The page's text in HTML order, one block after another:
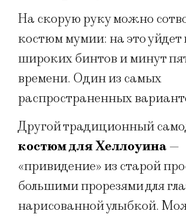
На скорую руку можно
костюм мумии: на это уйдет
широких бинтов и минут
времени. Один из самых
распространенных
Другой традиционный
костюм для Хеллоуина —
«привидение» из старой
большими прорезями для
нарисованной улыбкой.